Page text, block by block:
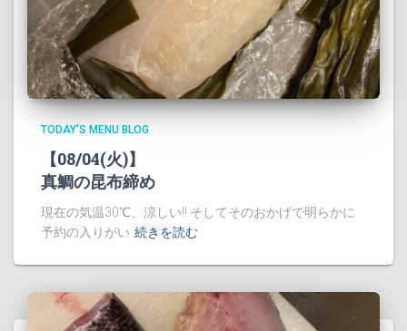
TODAY'S MENU BLOG
【08/04(火)】
真鯛の昆布締め
現在の気温30℃、涼しい!! そしてそのおかげで明らかに
予約の入りがい 続きを読む